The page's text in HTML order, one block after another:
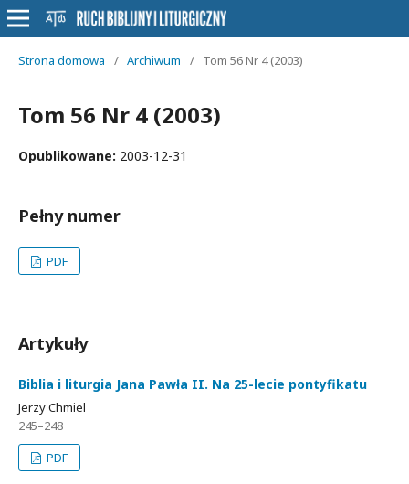
Strona domowa / Archiwum / Tom 56 Nr 4 (2003)
Tom 56 Nr 4 (2003)
Opublikowane: 2003-12-31
Pełny numer
PDF
Artykuły
Biblia i liturgia Jana Pawła II. Na 25-lecie pontyfikatu
Jerzy Chmiel
245–248
PDF